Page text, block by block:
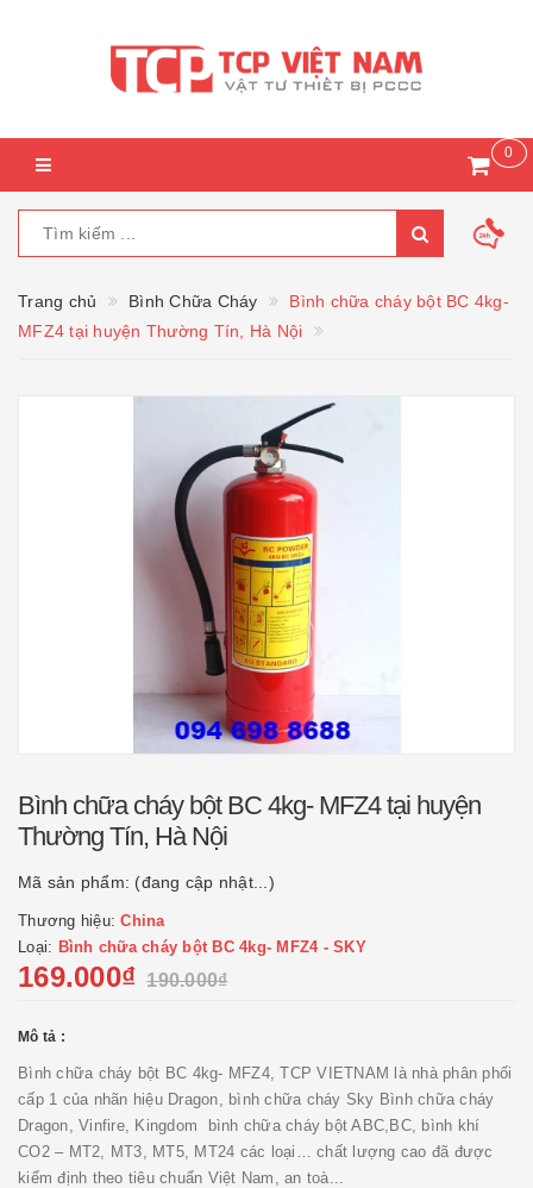
0
Trang chủ Bình Chữa Cháy
Bình chữa cháy bột BC 4kg-
MFZ4 tại huyện Thường Tín, Hà Nội
Bình chữa cháy bột BC 4kg- MFZ4 tại huyện
Thường Tín, Hà Nội
Mã sản phẩm: (đang cập nhật...)
Thương hiệu:China
Loại: Bình chữa cháy bột BC 4kg- MFZ4 - SKY
169.000₫ 190.000₫
Mô tả :
Bình chữa cháy bột BC 4kg- MFZ4, TCP VIETNAM là nhà phân phối
cấp 1 của nhãn hiệu Dragon, bình chữa cháy Sky Bình chữa cháy
Dragon, Vinfire, Kingdom bình chữa cháy bột ABC,BC, bình khí
CO2 – MT2, MT3, MT5, MT24 các loại… chất lượng cao đã được
kiểm định theo tiêu chuẩn Việt Nam, an toà...